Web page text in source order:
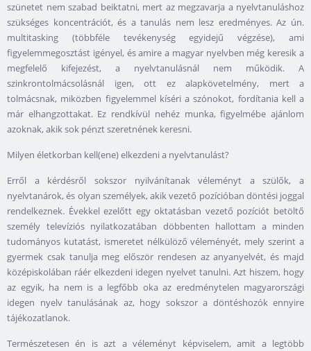
szünetet nem szabad beiktatni, mert az megzavarja a nyelvtanuláshoz
szükséges koncentrációt, és a tanulás nem lesz eredményes. Az ún.
multitasking (többféle tevékenység egyidejű végzése), ami
figyelemmegosztást igényel, és amire a magyar nyelvben még keresik a
megfelelő kifejezést, a nyelvtanulásnál nem működik. A
szinkrontolmácsolásnál igen, ott ez alapkövetelmény, mert a
tolmácsnak, miközben figyelemmel kíséri a szónokot, fordítania kell a
már elhangzottakat. Ez rendkívül nehéz munka, figyelmébe ajánlom
azoknak, akik sok pénzt szeretnének keresni.
Milyen életkorban kell(ene) elkezdeni a nyelvtanulást?
Erről a kérdésről sokszor nyilvánítanak véleményt a szülők, a
nyelvtanárok, és olyan személyek, akik vezető pozícióban döntési joggal
rendelkeznek. Évekkel ezelőtt egy oktatásban vezető pozíciót betöltő
személy televíziós nyilatkozatában döbbenten hallottam a minden
tudományos kutatást, ismeretet nélkülöző véleményét, mely szerint a
gyermek csak tanulja meg először rendesen az anyanyelvét, és majd
középiskolában ráér elkezdeni idegen nyelvet tanulni. Azt hiszem, hogy
az egyik, ha nem is a legfőbb oka az eredménytelen magyarországi
idegen nyelv tanulásának az, hogy sokszor a döntéshozók ennyire
tájékozatlanok.
Természetesen én is azt a véleményt képviselem, amit a legtöbb